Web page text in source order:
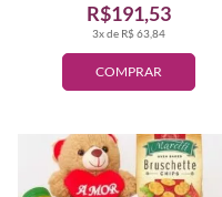
COMPRAR
3x de R$ 63,84
R$191,53